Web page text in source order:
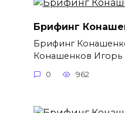
Брифинг
Брифинг
Конашенков Игорь
0 962